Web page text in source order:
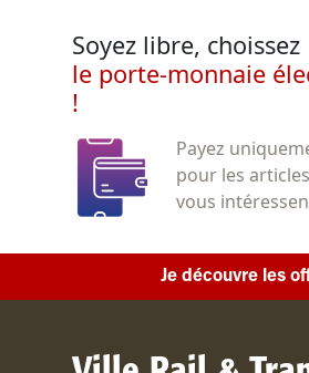
Soyez libre, choissez
le porte-monnaie
!
Payez
pour les
vous
Je découvre les